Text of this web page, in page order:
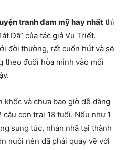
tranh đam mỹ hay nhất thì
Dã” của tác giả Vu Triết.
đời thường, rất cuốn hút và sẽ
theo đuổi hòa mình vào mối
và chưa bao giờ dễ dàng
con trai 18 tuổi. Nếu như 1
sung túc, nhàn nhã tại thành
nuôi nên đã phải quay về với